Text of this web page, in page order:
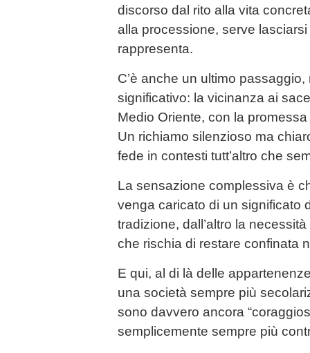
discorso dal rito alla vita
alla processione, serve
rappresenta.
C’è anche un ultimo
significativo: la vicinanza ai
Medio Oriente, con la
Un richiamo silenzioso ma
fede in contesti tutt’altro che
La sensazione complessiva è
venga caricato di un significato
tradizione, dall’altro la
che rischia di restare confinata
E qui, al di là delle
una società sempre più
sono davvero ancora
semplicemente sempre più